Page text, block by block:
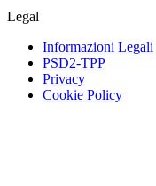
Legal
Informazioni Legali
PSD2-TPP
Privacy
Cookie Policy